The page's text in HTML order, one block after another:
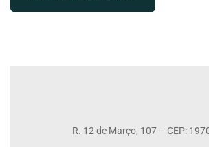
R. 12 de Março, 107 – CEP: